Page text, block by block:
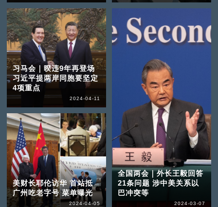
习马会｜暌违9年再登场
习近平提两岸同胞要坚定
4项重点
2024-04-11
美财长耶伦访华 首站抵
广州吃老字号 菜单曝光
2024-04-05
全国两会｜外长王毅回答
21条问题 涉中美关系以
巴冲突等
2024-03-07